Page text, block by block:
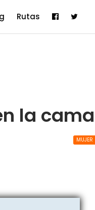
Rutas
la cama
MUJER